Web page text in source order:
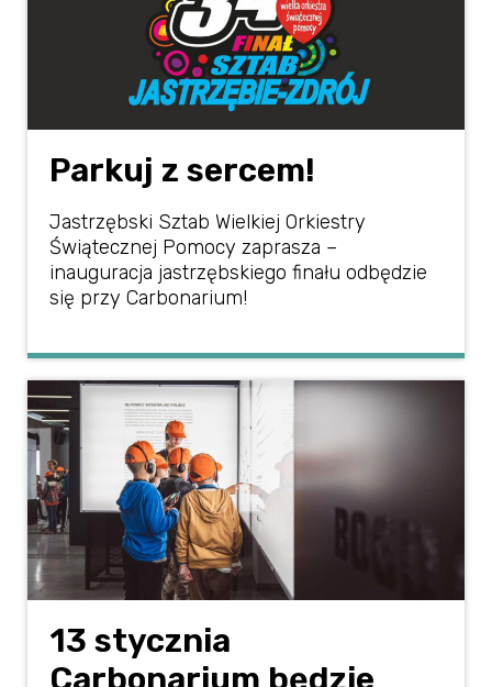
Parkuj z sercem!
Jastrzębski Sztab Wielkiej Orkiestry
Świątecznej Pomocy zaprasza –
inauguracja jastrzębskiego finału odbędzie
się przy Carbonarium!
13 stycznia